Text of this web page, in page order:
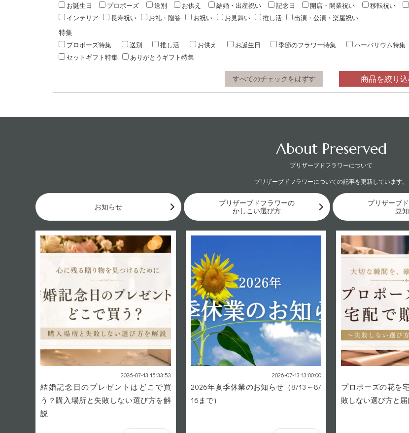
お誕生日 プロポーズ 送別 お供え 結婚・出産祝い 記念日 開店・開業祝い 移転祝い
インテリア
長寿祝い お礼・贈答 お祝い お見舞い 推し活 出演・公演・楽屋祝い
特集
プロポーズ特集 送別 推し活 お供え お誕生日 季節のフラワー特集 ハーバリウム特集
セットギフト特集
ありがとうギフト特集
すべてのチェックをはずす 商品を絞り
About Preserved
プリザーブドフラワーについて
プリザーブドフラワーについての記事を更新しています。
お知らせ
プリザーブドフラワーの
かしこい選び方
プリザーブ
豆
2026-07-13 15:33:53
結婚記念日のプレゼントはどこで買
う？購入場所と失敗しない選び方を解
説
2026-07-13 13:00:00
2026年夏季休業のお知らせ（8/13～8/
16まで）
プロポーズの花を
敗しない選び方と